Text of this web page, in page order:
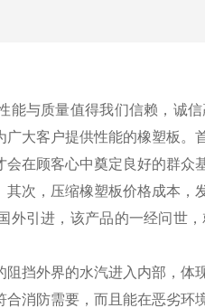
能与质量值得我们信赖，诚
大客户提供性能的橡塑板
在顾客心中奠定良好的群
次，压缩橡塑板价格成本，
外引进，该产品的一经问世
挡外界的水汽进入内部，
消防需要，而且能在恶劣